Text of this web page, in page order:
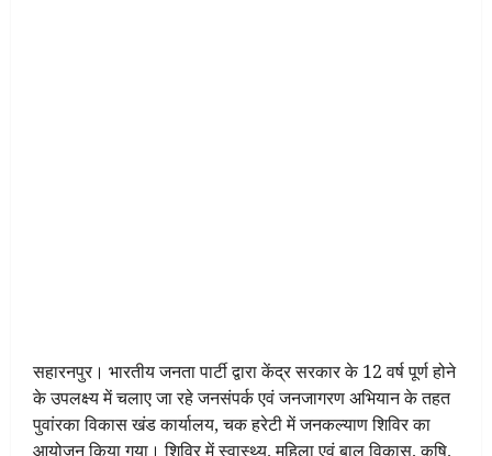
सहारनपुर। भारतीय जनता पार्टी द्वारा केंद्र सरकार के 12 वर्ष पूर्ण होने
के उपलक्ष्य में चलाए जा रहे जनसंपर्क एवं जनजागरण अभियान के तहत
पुवांरका विकास खंड कार्यालय, चक हरेटी में जनकल्याण शिविर का
आयोजन किया गया। शिविर में स्वास्थ्य, महिला एवं बाल विकास, कृषि,